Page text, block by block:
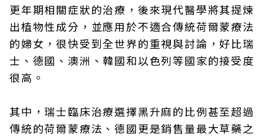
更年期相關症狀的治療，後來現代醫學將其提煉
出植物性成分，並應用於不適合傳統荷爾蒙療法
的婦女，很快受到全世界的重視與討論，好比瑞
士、德國、澳洲、韓國和以色列等國家的接受度
很高。
其中，瑞士臨床治療選擇黑升麻的比例甚至超過
傳統的荷爾蒙療法、德國更是銷售量最大草藥之